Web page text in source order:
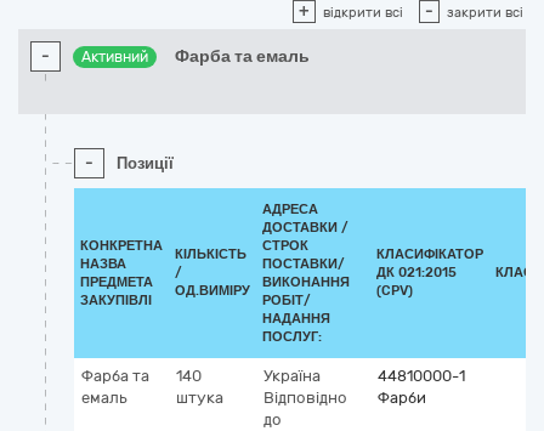
+ відкрити всі - закрити всі
- Активний Фарба та емаль
- Позиції
КОНКРЕТНА
НАЗВА
ПРЕДМЕТА
ЗАКУПІВЛІ
КІЛЬКІСТЬ
/
ОД.ВИМІРУ
АДРЕСА
ДОСТАВКИ /
СТРОК
ПОСТАВКИ/
ВИКОНАННЯ
РОБІТ/
НАДАННЯ
ПОСЛУГ:
КЛАСИФІКАТОР
ДК 021:2015
(CPV)
Фарба та
емаль
140
штука
Україна
Відповідно
до
44810000-1
Фарби